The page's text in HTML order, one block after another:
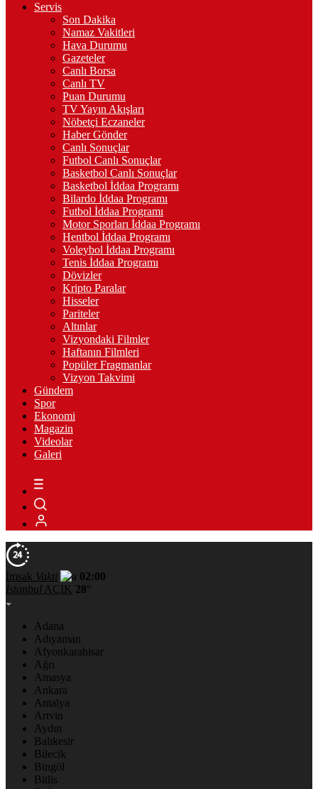
Servis
Son Dakika
Namaz Vakitleri
Hava Durumu
Gazeteler
Canlı Borsa
Canlı TV
Puan Durumu
TV Yayın Akışları
Nöbetçi Eczaneler
Haber Gönder
Canlı Sonuçlar
Futbol Canlı Sonuçlar
Basketbol Canlı Sonuçlar
Basketbol İddaa Programı
Bilardo İddaa Programı
Futbol İddaa Programı
Motor Sporları İddaa Programı
Hentbol İddaa Programı
Voleybol İddaa Programı
Tenis İddaa Programı
Dövizler
Kripto Paralar
Hisseler
Pariteler
Altınlar
Vizyondaki Filmler
Haftanın Filmleri
Popüler Fragmanlar
Vizyon Takvimi
Gündem
Spor
Ekonomi
Magazin
Videolar
Galeri
İmsak Vakti
02:00
İstanbul AÇIK 28°
Adana
Adıyaman
Afyonkarahisar
Ağrı
Amasya
Ankara
Antalya
Artvin
Aydın
Balıkesir
Bilecik
Bingöl
Bitlis